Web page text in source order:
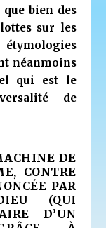
bien des
sur les
étymologies
néanmoins
qui est le
de
DE
CONTRE
PAR
(QUI
D’UN